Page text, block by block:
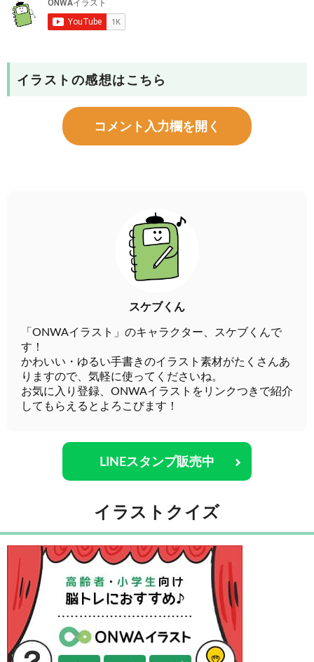
イラストの感想はこちら
コメント入力欄を開く
スケブくん
「ONWAイラスト」のキャラクター、スケブくんで
す！
かわいい・ゆるい手書きのイラスト素材がたくさんあ
りますので、気軽に使ってくださいね。
お気に入り登録、ONWAイラストをリンクつきで紹介
してもらえるとよろこびます！
LINEスタンプ販売中
イラストクイズ